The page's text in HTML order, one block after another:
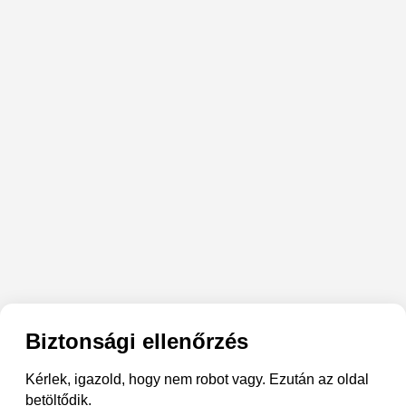
Biztonsági ellenőrzés
Kérlek, igazold, hogy nem robot vagy. Ezután az oldal
betöltődik.